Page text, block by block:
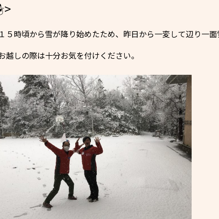
５時頃から雪が降り始めたため、昨日から一変して辺り一面
越しの際は十分お気を付けください。